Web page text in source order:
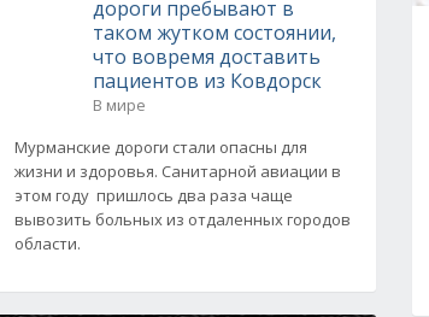
дороги пребывают в
таком жутком состоянии,
что вовремя доставить
пациентов из Ковдорск
В мире
Мурманские дороги стали опасны для
жизни и здоровья. Санитарной авиации в
этом году пришлось два раза чаще
вывозить больных из отдаленных городов
области.